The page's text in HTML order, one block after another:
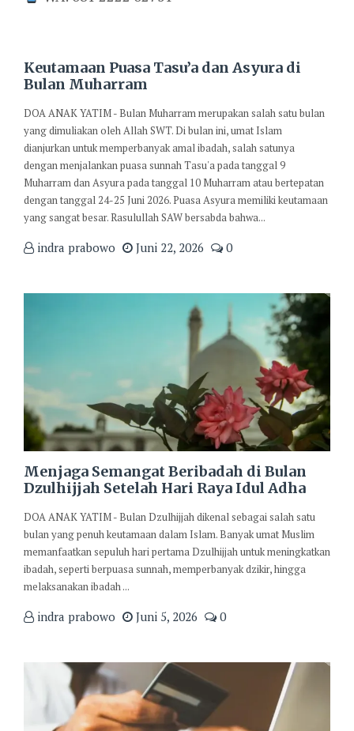
Keutamaan Puasa Tasu’a dan Asyura di
Bulan Muharram
DOA ANAK YATIM - Bulan Muharram merupakan salah satu bulan
yang dimuliakan oleh Allah SWT. Di bulan ini, umat Islam
dianjurkan untuk memperbanyak amal ibadah, salah satunya
dengan menjalankan puasa sunnah Tasu'a pada tanggal 9
Muharram dan Asyura pada tanggal 10 Muharram atau bertepatan
dengan tanggal 24-25 Juni 2026. Puasa Asyura memiliki keutamaan
yang sangat besar. Rasulullah SAW bersabda bahwa...
indra prabowo Juni 22, 2026 0
Menjaga Semangat Beribadah di Bulan
Dzulhijjah Setelah Hari Raya Idul Adha
DOA ANAK YATIM - Bulan Dzulhijjah dikenal sebagai salah satu
bulan yang penuh keutamaan dalam Islam. Banyak umat Muslim
memanfaatkan sepuluh hari pertama Dzulhijjah untuk meningkatkan
ibadah, seperti berpuasa sunnah, memperbanyak dzikir, hingga
melaksanakan ibadah ...
indra prabowo Juni 5, 2026 0